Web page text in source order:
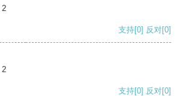
2
支持[0] 反对[0]
2
支持[0] 反对[0]